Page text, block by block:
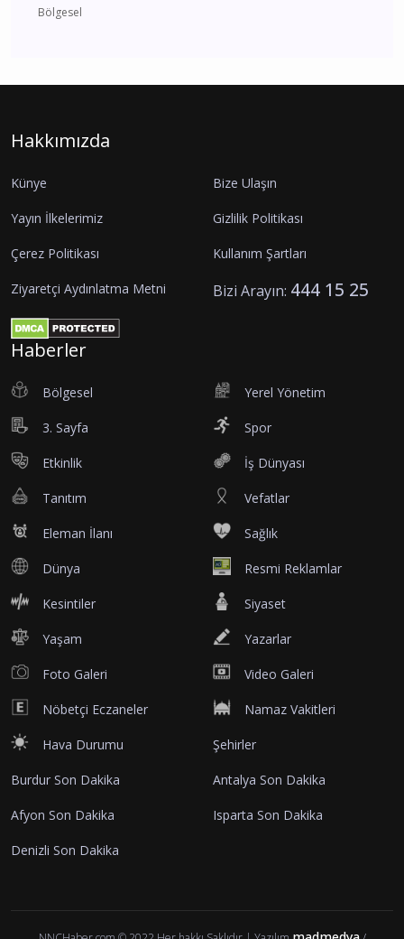
Bölgesel
Hakkımızda
Künye Bize Ulaşın
Yayın İlkelerimiz Gizlilik Politikası
Çerez Politikası Kullanım Şartları
Ziyaretçi Aydınlatma Metni Bizi Arayın: 444 15 25
Haberler
Bölgesel Yerel Yönetim
3. Sayfa Spor
Etkinlik İş Dünyası
Tanıtım Vefatlar
Eleman İlanı Sağlık
Dünya Resmi Reklamlar
Kesintiler Siyaset
Yaşam Yazarlar
Foto Galeri Video Galeri
Nöbetçi Eczaneler Namaz Vakitleri
Hava Durumu Şehirler
Burdur Son Dakika Antalya Son Dakika
Afyon Son Dakika Isparta Son Dakika
Denizli Son Dakika